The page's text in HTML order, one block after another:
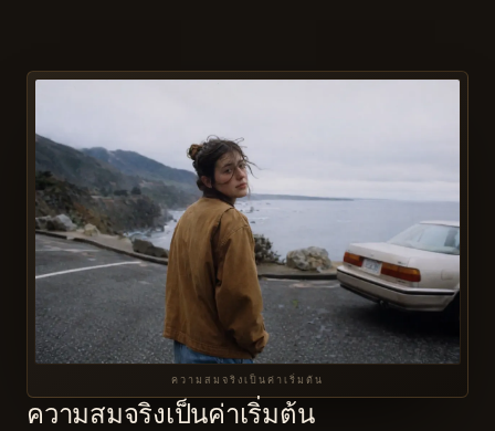
ความสมจริงเป็นค่าเริ่มต้น
ความสมจริงเป็นค่าเริ่มต้น